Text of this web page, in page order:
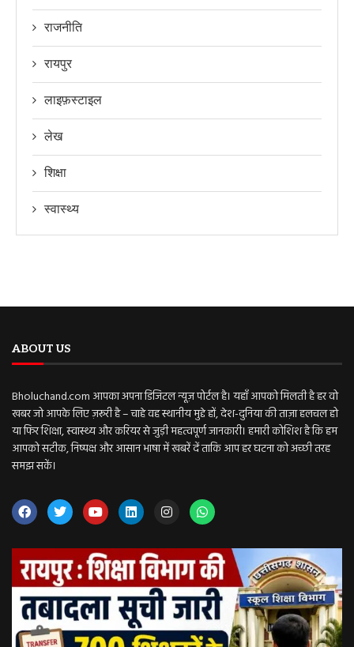
राजनीति
रायपुर
लाइफ़स्टाइल
लेख
शिक्षा
स्वास्थ्य
ABOUT US
Bholuchand.com आपका अपना डिजिटल न्यूज़ पोर्टल है। यहाँ आपको मिलती है हर वो
खबर जो आपके लिए ज़रूरी है – चाहे वह स्थानीय मुद्दे हों, देश-दुनिया की ताज़ा हलचल हो
या फिर शिक्षा, स्वास्थ्य और करियर से जुड़ी महत्वपूर्ण जानकारी। हमारी कोशिश है कि हम
आपको सटीक, निष्पक्ष और आसान भाषा में खबरें दें ताकि आप हर घटना को अच्छी तरह
समझ सकें।